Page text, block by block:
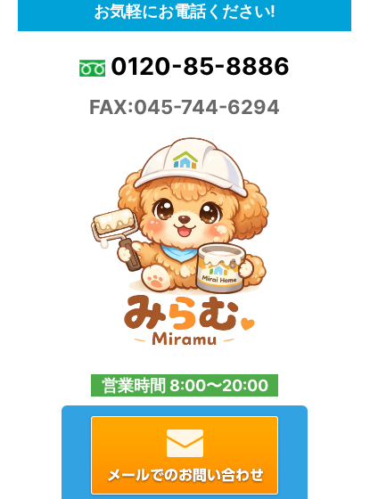
お気軽にお電話ください!
0120-85-8886
FAX:045-744-6294
営業時間 8:00〜20:00